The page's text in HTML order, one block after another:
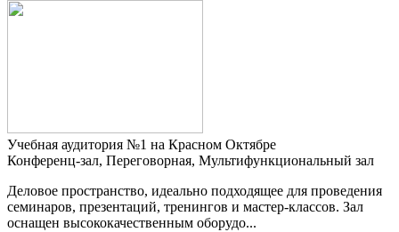
Учебная аудитория №1 на Красном Октябре
Конференц-зал, Переговорная, Мультифункциональный зал
Деловое пространство, идеально подходящее для проведения
семинаров, презентаций, тренингов и мастер-классов. Зал
оснащен высококачественным оборудо...